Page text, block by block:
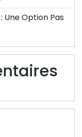
Une Option Pas